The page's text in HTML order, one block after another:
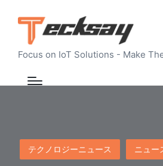
Focus on IoT Solutions - Make
Posted
in
テクノロジーニュース ニュー